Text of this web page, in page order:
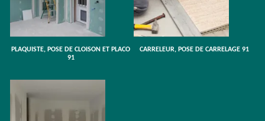
PLAQUISTE, POSE DE CLOISON ET PLACO
91
CARRELEUR, POSE DE CARRELAGE 91